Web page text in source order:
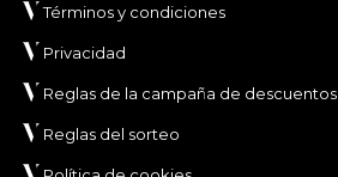
Términos y condiciones
Privacidad
Reglas de la campaña de descuentos
Reglas del sorteo